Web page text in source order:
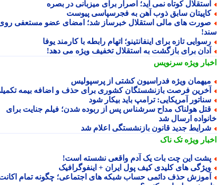
کوتاه نمی آید؛ اصرار برای میزبانی در بصره
سابق ذوب آهن به فجرسپاسی پیوست
های مالی استقلال خبرساز شد؛ امضای عضو مستعفی روی
تازه برای اینفانتینو؛ اتهام رابطه با کارمند یوفا
برای بازگشت به استقلال تخفیف ویژه می دهد!
ویژهسرنویس
ویژه فدراسیون کشتی از پرسپولیس
فرصت بازنشستگان کشوری برای حذف و اضافه بیمه تکمیلی
آمریکایی: ترامپ باید بیکار شود
هولناک مداح سرشناس پس از ربوده شدن؛ فیلم جنایت برای
ارسال شد
جدید قانون بازنشستگی اعلام شد
ویژهتک ناک
این چت بات یک آدم واقعی نشسته است!
های کلیدی کیف پول ایران + اینفوگرافیک
حذف دائمی حساب شبکه های اجتماعی؛ چگونه تمام اکانت